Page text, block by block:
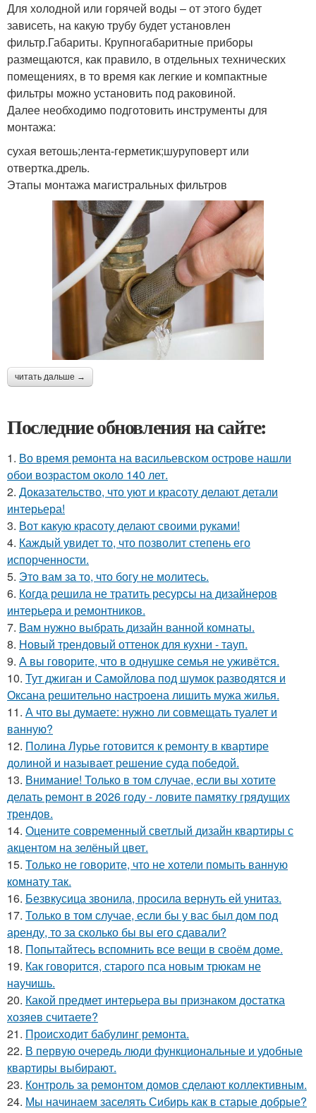
Для холодной или горячей воды – от этого будет
зависеть, на какую трубу будет установлен
фильтр.Габариты. Крупногабаритные приборы
размещаются, как правило, в отдельных технических
помещениях, в то время как легкие и компактные
фильтры можно установить под раковиной.
Далее необходимо подготовить инструменты для
монтажа:
сухая ветошь;лента-герметик;шуруповерт или
отвертка.дрель.
Этапы монтажа магистральных фильтров
читать дальше →
Последние обновления на сайте:
1. Во время ремонта на васильевском острове нашли
обои возрастом около 140 лет.
2. Доказательство, что уют и красоту делают детали
интерьера!
3. Вот какую красоту делают своими руками!
4. Каждый увидет то, что позволит степень его
испорченности.
5. Это вам за то, что богу не молитесь.
6. Когда решила не тратить ресурсы на дизайнеров
интерьера и ремонтников.
7. Вам нужно выбрать дизайн ванной комнаты.
8. Новый трендовый оттенок для кухни - тауп.
9. А вы говорите, что в однушке семья не уживётся.
10. Тут джиган и Самойлова под шумок разводятся и
Оксана решительно настроена лишить мужа жилья.
11. А что вы думаете: нужно ли совмещать туалет и
ванную?
12. Полина Лурье готовится к ремонту в квартире
долиной и называет решение суда победой.
13. Внимание! Только в том случае, если вы хотите
делать ремонт в 2026 году - ловите памятку грядущих
трендов.
14. Оцените современный светлый дизайн квартиры с
акцентом на зелёный цвет.
15. Только не говорите, что не хотели помыть ванную
комнату так.
16. Безвкусица звонила, просила вернуть ей унитаз.
17. Только в том случае, если бы у вас был дом под
аренду, то за сколько бы вы его сдавали?
18. Попытайтесь вспомнить все вещи в своём доме.
19. Как говорится, старого пса новым трюкам не
научишь.
20. Какой предмет интерьера вы признаком достатка
хозяев считаете?
21. Происходит бабулинг ремонта.
22. В первую очередь люди функциональные и удобные
квартиры выбирают.
23. Контроль за ремонтом домов сделают коллективным.
24. Мы начинаем заселять Сибирь как в старые добрые?